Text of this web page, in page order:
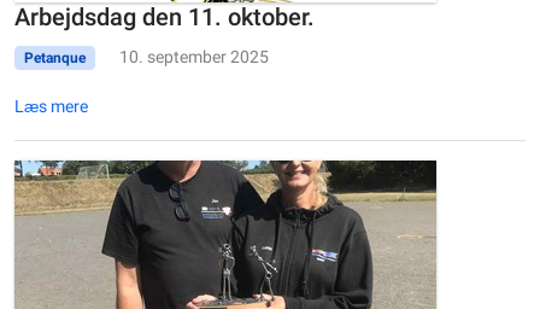
Arbejdsdag den 11. oktober.
Petanque 10. september 2025
Læs mere